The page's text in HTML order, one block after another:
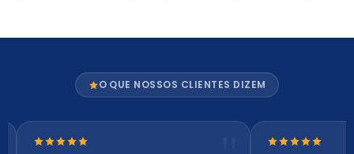
O QUE NOSSOS CLIENTES DIZEM
Nota 5 de 5 estrelas Nota 5 de 5